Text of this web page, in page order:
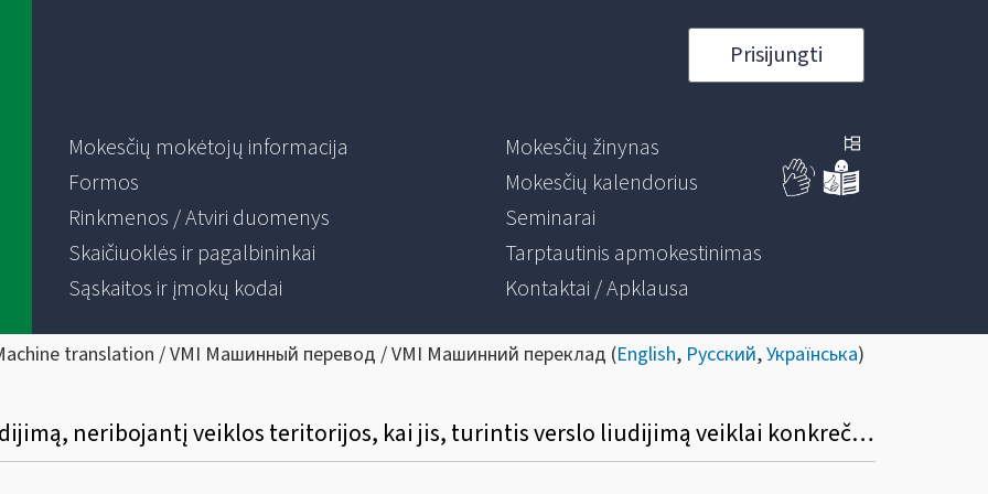
Prisijungti
Mokesčių mokėtojų informacija
Formos
Rinkmenos / Atviri duomenys
Skaičiuoklės ir pagalbininkai
Sąskaitos ir įmokų kodai
Mokesčių žinynas
Mokesčių kalendorius
Seminarai
Tarptautinis apmokestinimas
Kontaktai / Apklausa
translation / VMI Машинный перевод / VMI Машинний переклад (English, Русский,Українська)
Ar gyventojas privalo įsigyti verslo liudijimą, neribojantį veiklos teritorijos, kai jis, turintis verslo liudijimą veiklai konkrečioje teritorijoje, parduoda savo gamybos prekes įmonėms, kurios yra kituose miestuose?